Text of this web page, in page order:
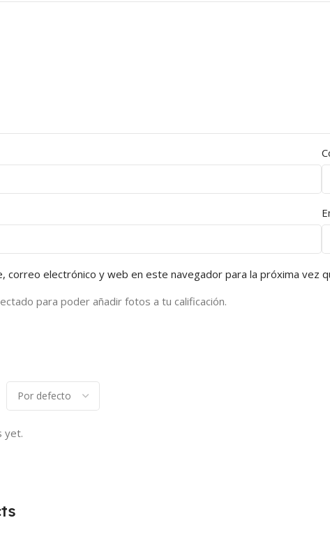
yet.
correo electrónico y web en este navegador para la próxima vez
para poder añadir fotos a tu calificación.